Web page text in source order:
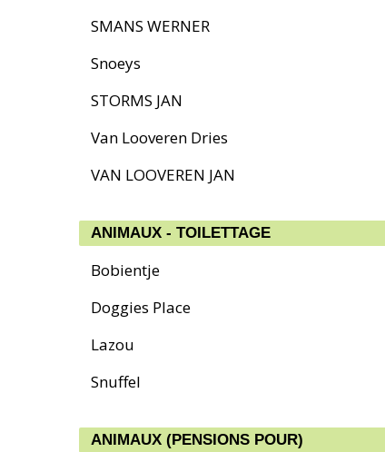
SMANS WERNER
Snoeys
STORMS JAN
Van Looveren Dries
VAN LOOVEREN JAN
ANIMAUX - TOILETTAGE
Bobientje
Doggies Place
Lazou
Snuffel
ANIMAUX (PENSIONS POUR)